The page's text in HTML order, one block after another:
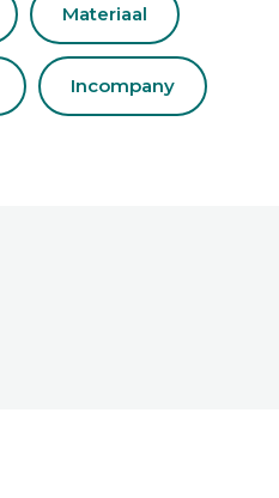
Materiaal
Incompany